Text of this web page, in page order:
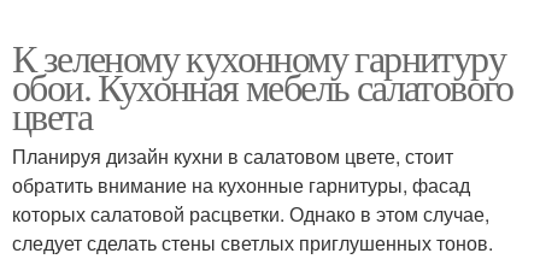
К зеленому кухонному гарнитуру
обои. Кухонная мебель салатового
цвета
Планируя дизайн кухни в салатовом цвете, стоит
обратить внимание на кухонные гарнитуры, фасад
которых салатовой расцветки. Однако в этом случае,
следует сделать стены светлых приглушенных тонов.